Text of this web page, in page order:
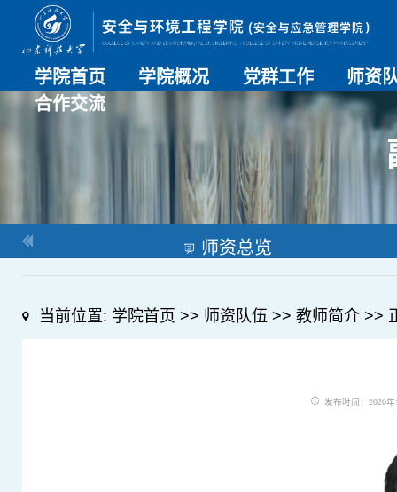
学院首页 学院概况 党群工作 师资
师资总
导师名
教师简
合作交流
师资总览
当前位置: 学院首页 >> 师资队伍 >> 教师简介>>
发布时间：2020年